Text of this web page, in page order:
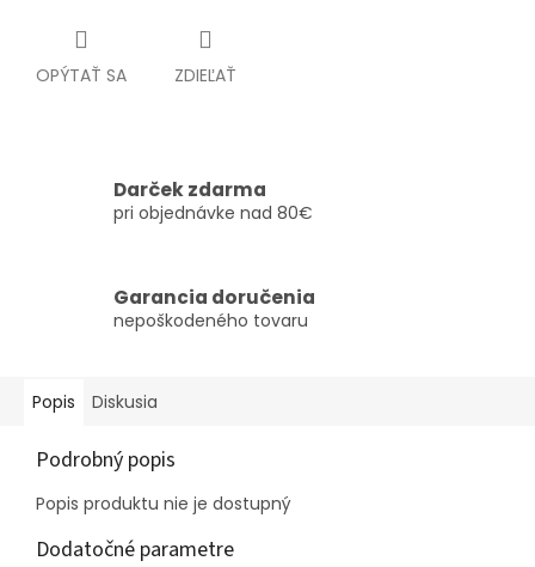
OPÝTAŤ SA ZDIEĽAŤ
Darček zdarma
pri objednávke nad 80€
Garancia doručenia
nepoškodeného tovaru
Popis Diskusia
Podrobný popis
Popis produktu nie je dostupný
Dodatočné parametre